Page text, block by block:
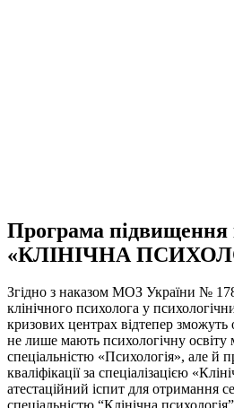
Програма підвищення
«КЛІНІЧНА
Згідно з наказом МОЗ України №
клінічного психолога у
кризових центрах відтепер зможуть
не лише мають психологічну освіту
спеціальністю «Психологія», але
кваліфікації за спеціалізацією
атестаційний іспит для отримання